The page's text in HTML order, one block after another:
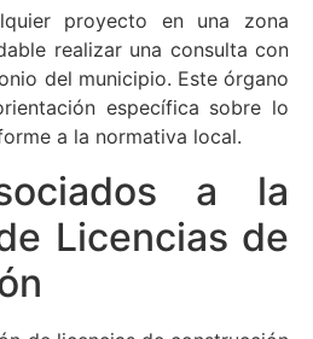
proyecto en una zona
realizar una consulta con
del municipio. Este órgano
específica sobre lo
a la normativa local.
a la
Licencias de